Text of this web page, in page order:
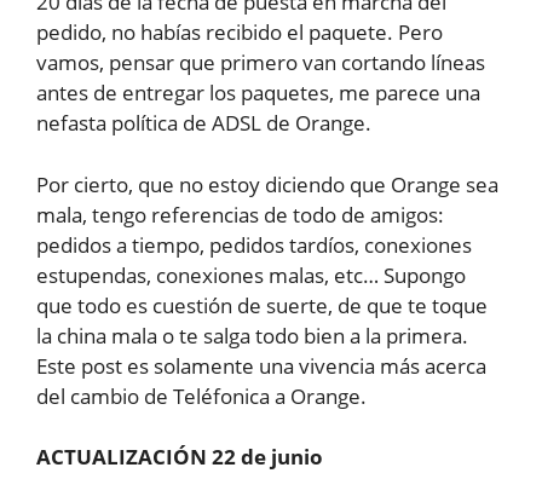
pedido, no habías recibido el paquete. Pero
vamos, pensar que primero van cortando líneas
antes de entregar los paquetes, me parece una
nefasta política de ADSL de Orange.
Por cierto, que no estoy diciendo que Orange sea
mala, tengo referencias de todo de amigos:
pedidos a tiempo, pedidos tardíos, conexiones
estupendas, conexiones malas, etc… Supongo
que todo es cuestión de suerte, de que te toque
la china mala o te salga todo bien a la primera.
Este post es solamente una vivencia más acerca
del cambio de Teléfonica a Orange.
ACTUALIZACIÓN 22 de junio